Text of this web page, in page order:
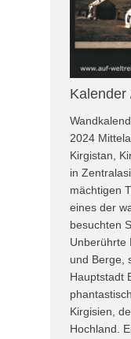
Kalender
2024
Kirgistan,
in
mächtigen
eines der
besuchten
Unberührte
und Berge,
Hauptstadt
Kirgisien,
Hochland.